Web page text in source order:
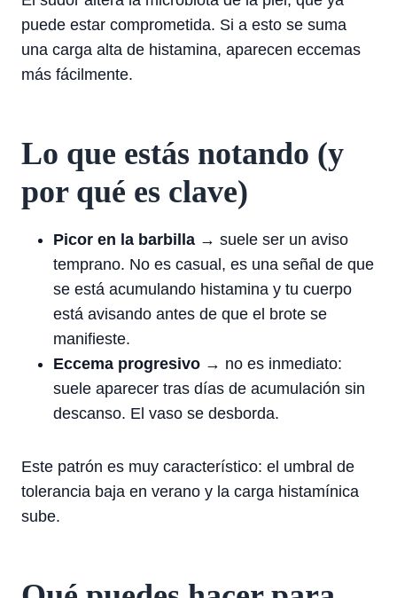
puede estar comprometida. Si a esto se suma
una carga alta de histamina, aparecen eccemas
más fácilmente.
Lo que estás notando (y
por qué es clave)
Picor en la barbilla → suele ser un aviso
temprano. No es casual, es una señal de que
se está acumulando histamina y tu cuerpo
está avisando antes de que el brote se
manifieste.
Eccema progresivo → no es inmediato:
suele aparecer tras días de acumulación sin
descanso. El vaso se desborda.
Este patrón es muy característico: el umbral de
tolerancia baja en verano y la carga histamínica
sube.